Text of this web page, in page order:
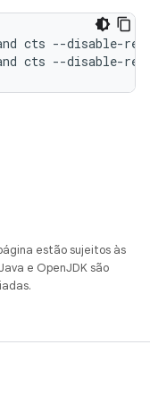
cts --disable-
cts --disable-
estão sujeitos às
e OpenJDK são